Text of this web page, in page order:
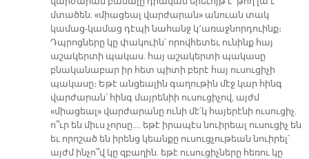
մտածեն. «միացեալ վարժարան» անուան տակ
կամաց-կամաց դէպի նահանջ կ՚առաջնորդուինք։
Դպրոցները կը փակուին՝ որովհետեւ ունինք հայ
աշակերտի պակաս. հայ աշակերտի պակասը
բնականաբար իր հետ պիտի բերէ հայ ուսուցիչի
պակասը։ Եթէ անցեալին գաղութին մէջ կար հինգ
վարժարան՝ հինգ մայրենիի ուսուցիչով, այժմ
«միացեալ» վարժարանը ունի մէ՛կ հայերէնի ուսուցիչ.
ո՞ւր են միւս չորսը…. եթէ իրապէս նուիրեալ ուսուցիչ են
եւ որոշած են իրենց կեանքը ուսուցչութեան նուիրել՝
այժմ ինչո՞վ կը զբաղին. եթէ ուսուցիչները հեռու կը